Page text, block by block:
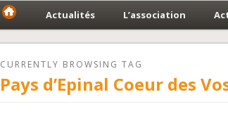
Actualités L’association
CURRENTLY BROWSING TAG
Pays d’Epinal Coeur des